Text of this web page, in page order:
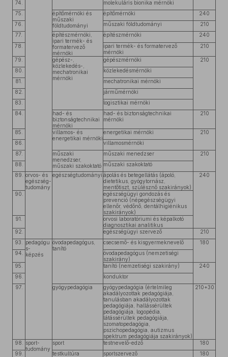
74.
molekuláris bionika mérnöki
75.
építőmérnöki és
műszaki
földtudományi
építőmérnöki
240
76.
műszaki földtudományi
210
77.
építészmérnöki,
ipari termék- és
formatervező
mérnöki
építészmérnöki
240
78.
ipari termék- és formatervező
mérnöki
210
79.
gépész-,
közlekedés-,
mechatronikai
mérnöki
gépészmérnöki
210
80.
közlekedésmérnöki
81.
mechatronikai mérnöki
82.
járműmérnöki
83.
logisztikai mérnöki
84.
had- és
biztonságtechnikai
mérnöki
had- és biztonságtechnikai
mérnöki
210
85.
villamos- és
energetikai mérnöki
energetikai mérnöki
210
86.
villamosmérnöki
87.
műszaki
menedzser,
műszaki szakoktató
műszaki menedzser
210
88.
műszaki szakoktató
89.
orvos- és
egészség-
tudomány
egészségtudományi ápolás és betegellátás (ápoló,
dietetikus, gyógytornász,
mentőtiszt, szülésznő szakirányok)
240
90.
egészségügyi gondozás és
prevenció (népegészségügyi
ellenőr, védőnő, dentálhigiénikus
szakirányok)
91.
orvosi laboratóriumi és képalkotó
diagnosztikai analitikus
92.
egészségügyi szervező
210
93.
pedagógu
s-
képzés
óvodapedagógus,
tanító
csecsemő- és kisgyermeknevelő
180
94.
óvodapedagógus (nemzetiségi
szakirány)
95.
tanító (nemzetiségi szakirány)
240
96.
konduktor
97.
gyógypedagógia
gyógypedagógia (értelmileg
akadályozottak pedagógiája,
tanulásban akadályozottak
pedagógiája, hallássérültek
pedagógiája, logopédia,
látássérültek pedagógiája,
szomatopedagógia,
pszichopedagógia, autizmus
spektrum pedagógiája szakirányok)
210+30
98.
sport-
tudomány
sport testnevelő-edző
180
99.
testkultúra sportszervező
180